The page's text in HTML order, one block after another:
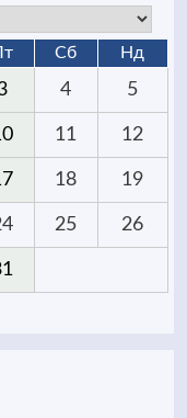
Сб Нд
4 5
11 12
18 19
25 26